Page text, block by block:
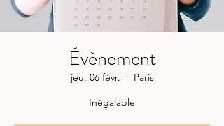
Évènement
jeu. 06 févr.
  |
Paris
Inégalable